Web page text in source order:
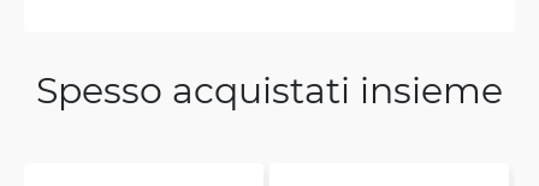
Spesso acquistati insieme